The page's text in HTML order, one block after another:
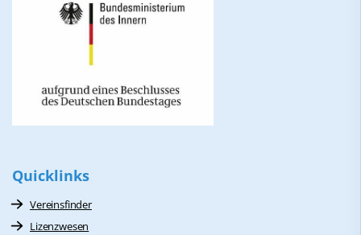
Quicklinks
Vereinsfinder
Lizenzwesen